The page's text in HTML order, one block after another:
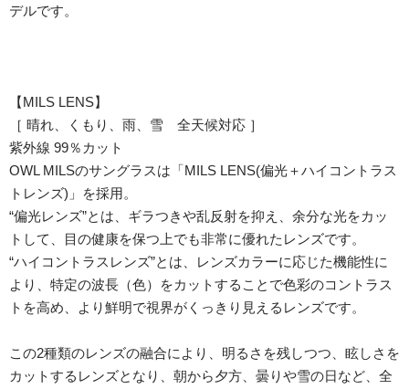
デルです。
【MILS LENS】
［ 晴れ、くもり、雨、雪 全天候対応 ］
紫外線 99％カット
OWL MILSのサングラスは「MILS LENS(偏光＋ハイコントラス
トレンズ)」を採用。
“偏光レンズ”とは、ギラつきや乱反射を抑え、余分な光をカッ
トして、目の健康を保つ上でも非常に優れたレンズです。
“ハイコントラスレンズ”とは、レンズカラーに応じた機能性に
より、特定の波長（色）をカットすることで色彩のコントラス
トを高め、より鮮明で視界がくっきり見えるレンズです。
この2種類のレンズの融合により、明るさを残しつつ、眩しさを
カットするレンズとなり、朝から夕方、曇りや雪の日など、全